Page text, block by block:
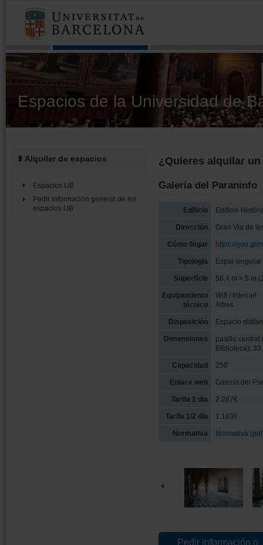
Espacios de la Universidad de
Alquiler de espacios
Espacios UB
Pedir información general de los
espacios UB
¿Quieres alquilar
Galería del Paraninfo
Edificio Edificio
Dirección Gran Via de
Cómo llegar https://goo.gl/
Tipología Espai singular
Superfície 58,4 m × 5 m
Equipamiento
técnico
Wifi / Internet
Altres
Disposición Espacio
Dimensiones
pasillo central
Biblioteca):
Capacidad 250
Enlace web Galería del
Tarifa 1 día 2.287€
Tarifa 1/2 día 1.143€
Normativa Normativa
Pedir información o